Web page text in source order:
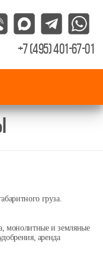
+7 (495) 401-67-01
груза.
монолитные и земляные
аренда